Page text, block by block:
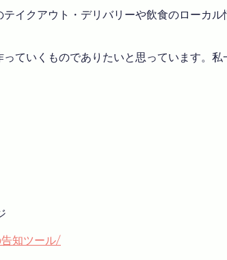
イクアウト・デリバリーや飲食のローカ
ていくものでありたいと思っています。
告知ツール/